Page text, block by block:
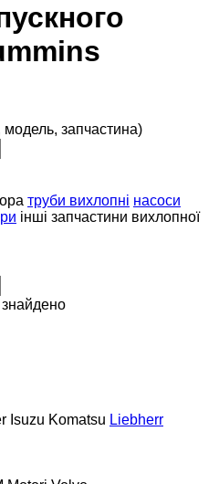
запчастина)
труби вихлопні насоси
інші запчастини вихлопної
Isuzu Komatsu Liebherr